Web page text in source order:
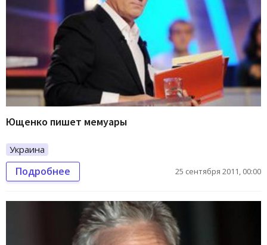
Ющенко пишет мемуары
Украина
Подробнее 25 сентября 2011, 00:00